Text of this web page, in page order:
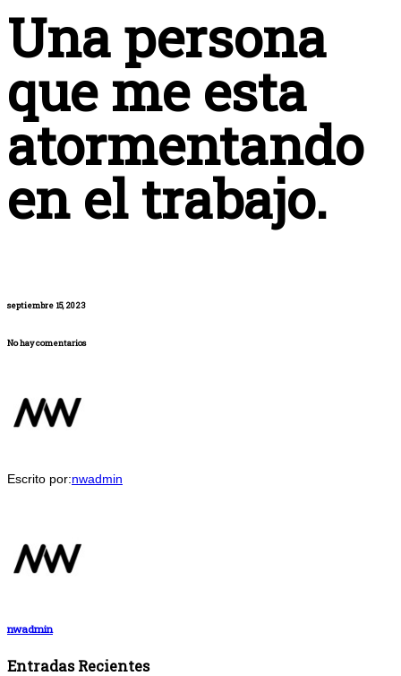
Una persona
que me esta
atormentando
en el trabajo.
septiembre 15, 2023
No hay comentarios
Escrito por:nwadmin
nwadmin
Entradas Recientes